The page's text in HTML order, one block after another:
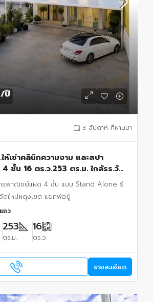
/ปี
3 สัปดาห์ ที่ผ่านมา
ห้เช่าคลินิกความงาม และสปา
4 ชั้น 16 ตร.ว.253 ตร.ม. ใกล้รร.วัด
ม. เหมาะคลินิกความงาม สปา
ารพาณิชย์แฝด 4 ชั้น แบบ Stand Alone รี
วัดใหม่ผดุงเขต แยกพ่อปู่
ถว
253
ตร.ม.
16
ตร.ว.
รายละเอียด